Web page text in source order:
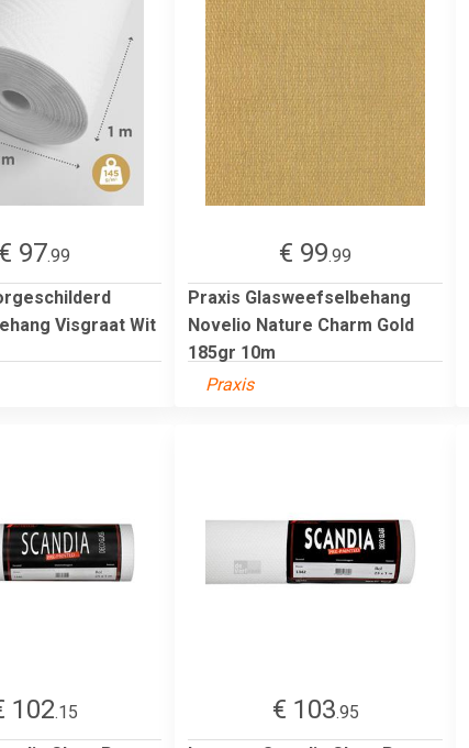
€ 97.99
Visgraat Wit
€ 99.99
Praxis Glasweefselbehang
Novelio Nature Charm Gold
185gr 10m
Praxis
102.15
€ 103.95